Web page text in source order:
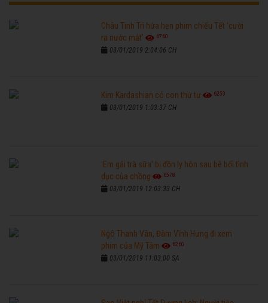
Châu Tinh Trì hứa hẹn phim chiếu Tết 'cười
ra nước mắt'
6760
03/01/2019 2:04:06 CH
Kim Kardashian có con thứ tư 6259
03/01/2019 1:03:37 CH
'Em gái trà sữa' bị đồn ly hôn sau bê bối tình
dục của chồng
6578
03/01/2019 12:03:33 CH
Ngô Thanh Vân, Đàm Vĩnh Hưng đi xem
phim của Mỹ Tâm
6260
03/01/2019 11:03:00 SA